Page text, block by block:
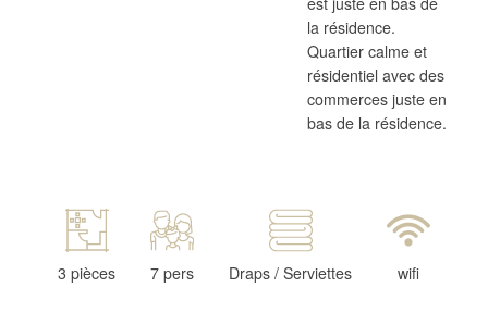
la résidence.
Quartier calme et
résidentiel avec des
commerces juste en
bas de la résidence.
3 pièces 7 pers Draps / Serviettes wifi